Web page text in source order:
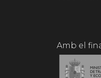
Amb el